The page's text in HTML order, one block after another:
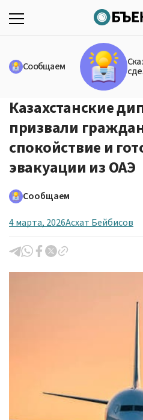
Сообщаем
Казахстанские
призвали
спокойствие и
эвакуации из ОАЭ
Сообщаем
4 марта, 2026Асхат Бейбисов